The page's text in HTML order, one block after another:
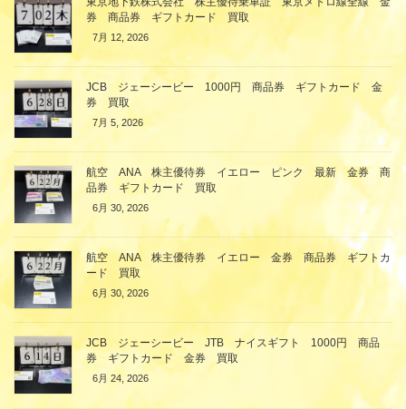
券 商品券 ギフトカード 買取
7月 12, 2026
JCB ジェーシービー 1000円 商品券 ギフトカード 金
券 買取
7月 5, 2026
航空 ANA 株主優待券 イエロー ピンク 最新 金券 商
品券 ギフトカード 買取
6月 30, 2026
航空 ANA 株主優待券 イエロー 金券 商品券 ギフトカ
ード 買取
6月 30, 2026
JCB ジェーシービー JTB ナイスギフト 1000円 商品
券 ギフトカード 金券 買取
6月 24, 2026